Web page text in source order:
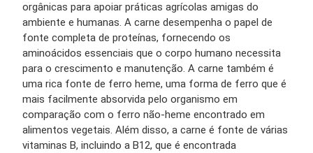
orgânicas para apoiar práticas agrícolas amigas do
ambiente e humanas. A carne desempenha o papel de
fonte completa de proteínas, fornecendo os
aminoácidos essenciais que o corpo humano necessita
para o crescimento e manutenção. A carne também é
uma rica fonte de ferro heme, uma forma de ferro que é
mais facilmente absorvida pelo organismo em
comparação com o ferro não-heme encontrado em
alimentos vegetais. Além disso, a carne é fonte de várias
vitaminas B, incluindo a B12, que é encontrada